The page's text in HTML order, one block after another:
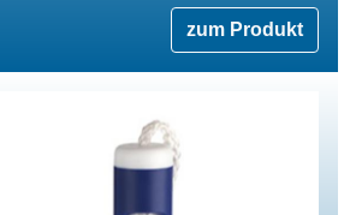
zum Produkt